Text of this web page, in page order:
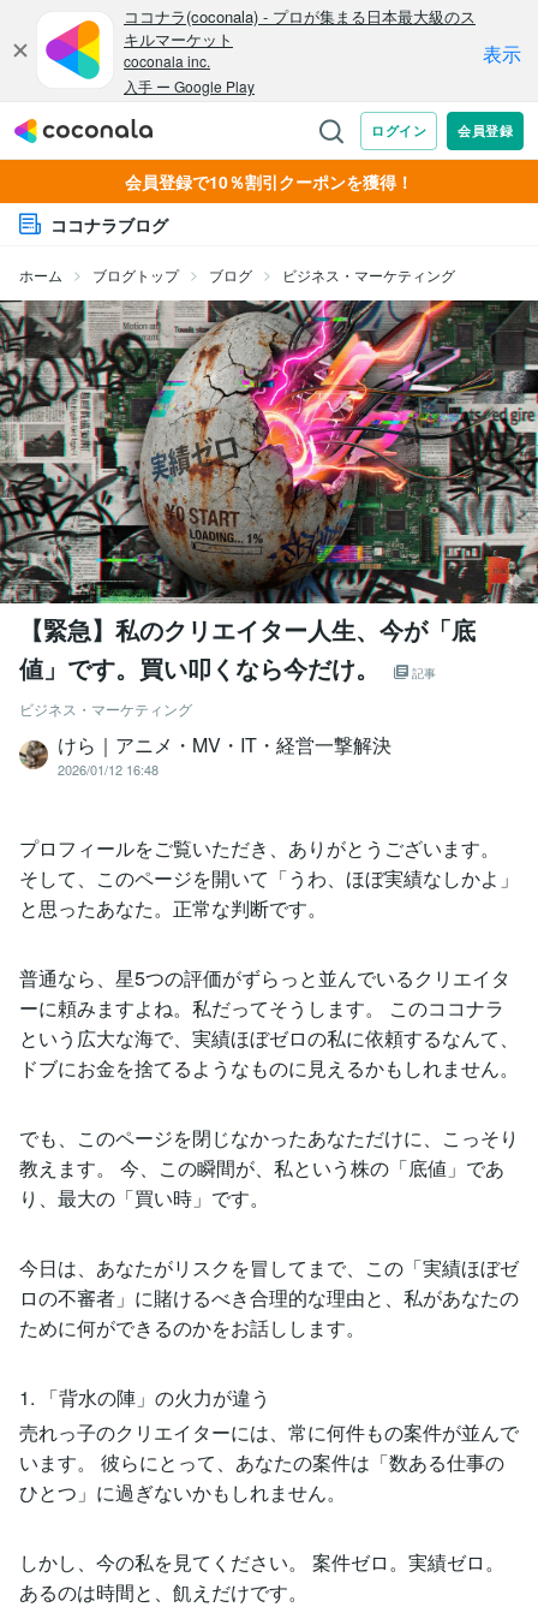
会員登録で10％割引クーポンを獲得！
ココナラブログ
ホーム ブログトップ ブログ ビジネス・マーケティング
【緊急】私のクリエイター人生、今が「底
値」です。買い叩くなら今だけ。
記事
ビジネス・マーケティング
けら｜アニメ・MV・IT・経営一撃解決
2026/01/12 16:48
プロフィールをご覧いただき、ありがとうございます。
そして、このページを開いて「うわ、ほぼ実績なしかよ」
と思ったあなた。正常な判断です。
普通なら、星5つの評価がずらっと並んでいるクリエイタ
ーに頼みますよね。私だってそうします。 このココナラ
という広大な海で、実績ほぼゼロの私に依頼するなんて、
ドブにお金を捨てるようなものに見えるかもしれません。
でも、このページを閉じなかったあなただけに、こっそり
教えます。 今、この瞬間が、私という株の「底値」であ
り、最大の「買い時」です。
今日は、あなたがリスクを冒してまで、この「実績ほぼゼ
ロの不審者」に賭けるべき合理的な理由と、私があなたの
ために何ができるのかをお話しします。
1. 「背水の陣」の火力が違う
売れっ子のクリエイターには、常に何件もの案件が並んで
います。 彼らにとって、あなたの案件は「数ある仕事の
ひとつ」に過ぎないかもしれません。
しかし、今の私を見てください。 案件ゼロ。実績ゼロ。
あるのは時間と、飢えだけです。